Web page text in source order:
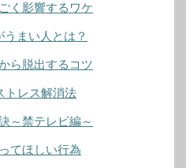
く影響するワケ
うまい人とは？
ら脱出するコツ
トレス解消法
～禁テレビ編～
てほしい行為